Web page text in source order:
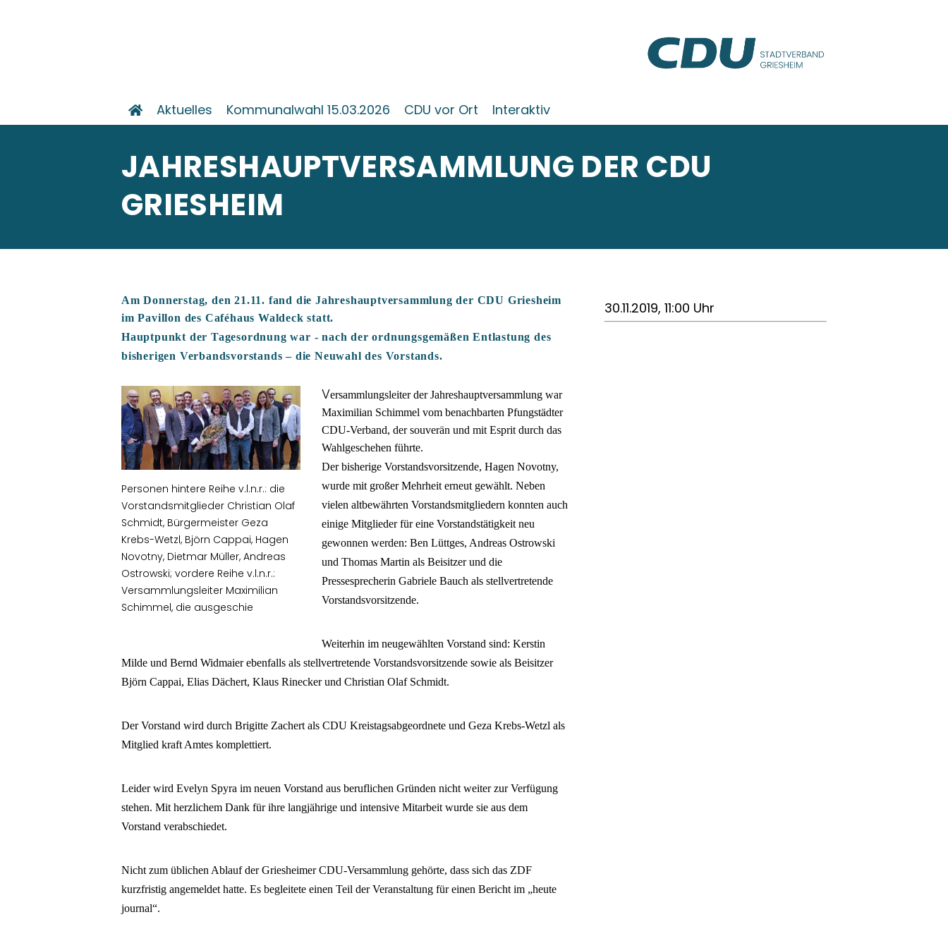
Aktuelles Kommunalwahl 15.03.2026 CDU vor Ort Interaktiv
JAHRESHAUPTVERSAMMLUNG DER CDU
GRIESHEIM
Am Donnerstag, den 21.11. fand die Jahreshauptversammlung der CDU Griesheim
im Pavillon des Caféhaus Waldeck statt.
Hauptpunkt der Tagesordnung war - nach der ordnungsgemäßen Entlastung des
bisherigen Verbandsvorstands – die Neuwahl des Vorstands.
Personen hintere Reihe v.l.n.r.: die
Vorstandsmitglieder Christian Olaf
Schmidt, Bürgermeister Geza
Krebs-Wetzl, Björn Cappai, Hagen
Novotny, Dietmar Müller, Andreas
Ostrowski; vordere Reihe v.l.n.r.:
Versammlungsleiter Maximilian
Schimmel, die ausgeschie
Versammlungsleiter der Jahreshauptversammlung war
Maximilian Schimmel vom benachbarten Pfungstädter
CDU-Verband, der souverän und mit Esprit durch das
Wahlgeschehen führte.
Der bisherige Vorstandsvorsitzende, Hagen Novotny,
wurde mit großer Mehrheit erneut gewählt. Neben
vielen altbewährten Vorstandsmitgliedern konnten auch
einige Mitglieder für eine Vorstandstätigkeit neu
gewonnen werden: Ben Lüttges, Andreas Ostrowski
und Thomas Martin als Beisitzer und die
Pressesprecherin Gabriele Bauch als stellvertretende
Vorstandsvorsitzende.
Weiterhin im neugewählten Vorstand sind: Kerstin
Milde und Bernd Widmaier ebenfalls als stellvertretende Vorstandsvorsitzende sowie als Beisitzer
Björn Cappai, Elias Dächert, Klaus Rinecker und Christian Olaf Schmidt.
Der Vorstand wird durch Brigitte Zachert als CDU Kreistagsabgeordnete und Geza Krebs-Wetzl als
Mitglied kraft Amtes komplettiert.
Leider wird Evelyn Spyra im neuen Vorstand aus beruflichen Gründen nicht weiter zur Verfügung
stehen. Mit herzlichem Dank für ihre langjährige und intensive Mitarbeit wurde sie aus dem
Vorstand verabschiedet.
Nicht zum üblichen Ablauf der Griesheimer CDU-Versammlung gehörte, dass sich das ZDF
kurzfristig angemeldet hatte. Es begleitete einen Teil der Veranstaltung für einen Bericht im „heute
journal“.
30.11.2019, 11:00 Uhr